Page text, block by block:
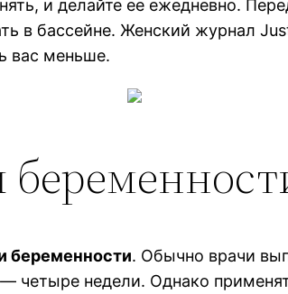
и делайте ее ежедневно.
в бассейне. Женский журнал
вас меньше.
беременности. Обычно врачи
четыре недели. Однако